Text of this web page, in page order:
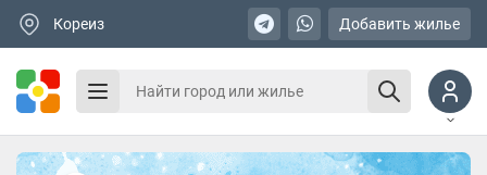
Кореиз Добавить жилье